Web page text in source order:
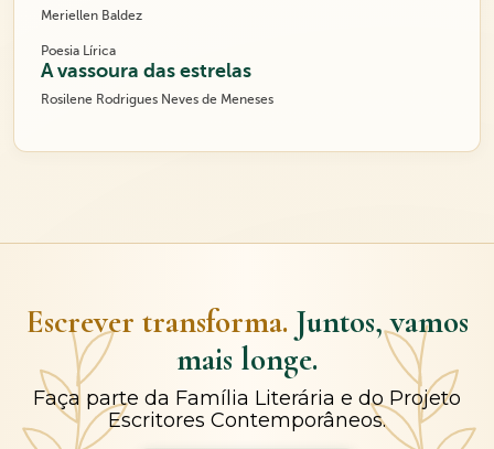
Meriellen Baldez
Poesia Lírica
A vassoura das estrelas
Rosilene Rodrigues Neves de Meneses
Escrever transforma. Juntos, vamos
mais longe.
Faça parte da Família Literária e do Projeto
Escritores Contemporâneos.